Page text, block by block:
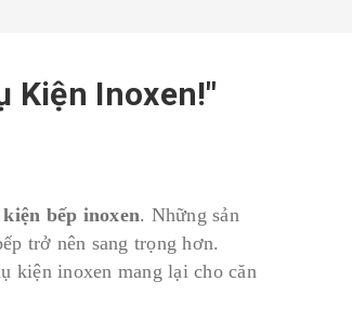
Kiện Inoxen!"
bếp inoxen. Những sản
trở nên sang trọng hơn.
kiện inoxen mang lại cho căn